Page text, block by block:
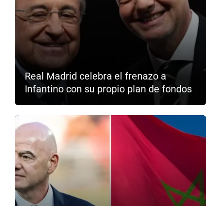
Real Madrid celebra el frenazo a
Infantino con su propio plan de fondos